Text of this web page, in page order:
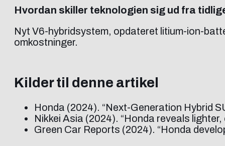
Hvordan skiller teknologien sig ud fra
Nyt V6-hybridsystem, opdateret litium-ion-
omkostninger.
Kilder til denne artikel
Honda (2024). “Next-Generation Hybrid
Nikkei Asia (2024). “Honda reveals
Green Car Reports (2024). “Honda